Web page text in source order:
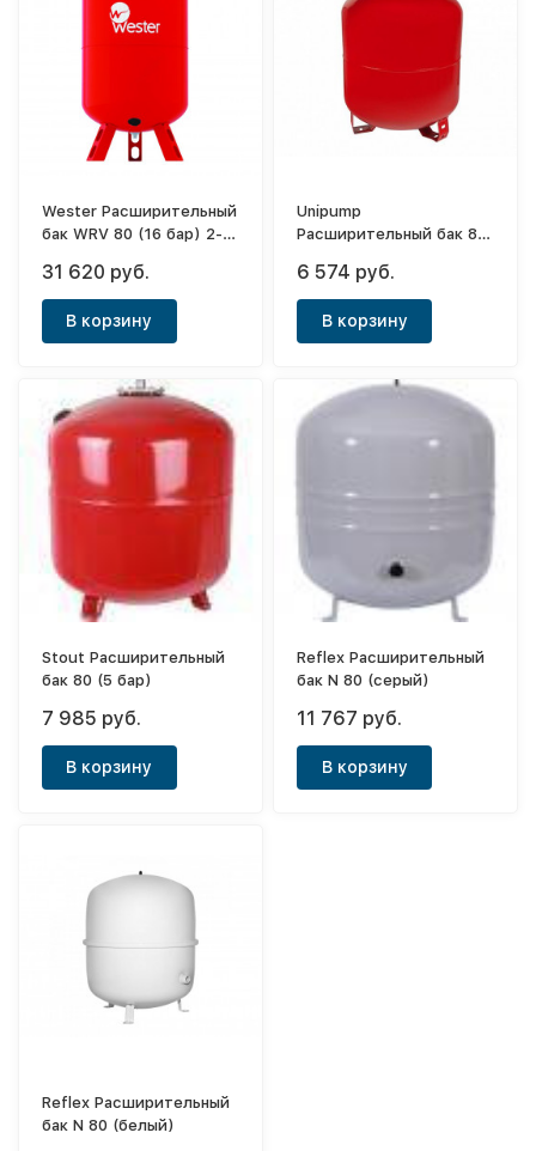
Wester Расширительный
бак WRV 80 (16 бар) 2-
31 620 руб.
В корзину
Unipump
Расширительный бак 80
6 574 руб.
В корзину
Stout Расширительный
бак 80 (5 бар)
7 985 руб.
В корзину
Reflex Расширительный
бак N 80 (серый)
11 767 руб.
В корзину
Reflex Расширительный
бак N 80 (белый)